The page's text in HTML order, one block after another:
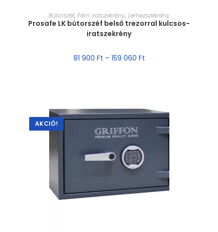
MÉRET VÁLASZTÁSA
Bútorszéf, Fém iratszekrény, Lemezszekrény
Prosafe LK bútorszéf belső trezorral kulcsos-
iratszekrény
81 900 Ft – 159 060 Ft
AKCIÓ!